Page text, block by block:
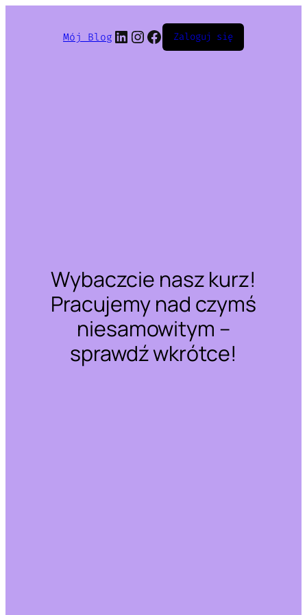
Mój Blog LinkedIn
Instagram
Facebook
Zaloguj się
Wybaczcie nasz kurz!
Pracujemy nad czymś
niesamowitym –
sprawdź wkrótce!